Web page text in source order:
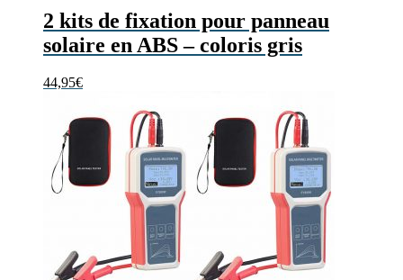
2 kits de fixation pour panneau
solaire en ABS – coloris gris
44,95€